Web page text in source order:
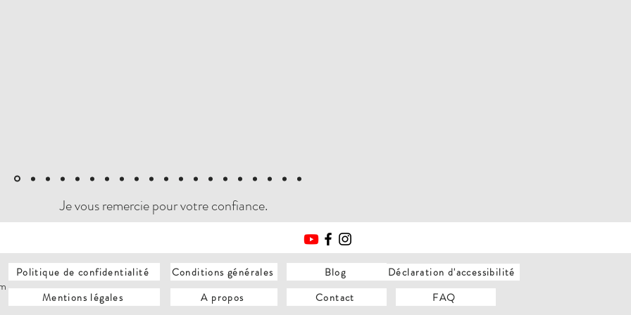
Je vous remercie pour votre confiance.
Politique de confidentialité
Mentions légales
Conditions générales Blog
Déclaration d'accessibilité
A propos
Contact FAQ